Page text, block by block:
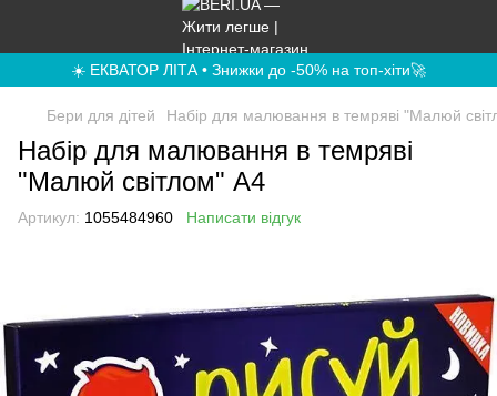
☀️ ЕКВАТОР ЛІТА • Знижки до -50% на топ-хіти🚀
Бери для дітей Набір для малювання в темряві "Малюй
Набір для малювання в темряві
"Малюй світлом" A4
Артикул: 1055484960 Написати відгук